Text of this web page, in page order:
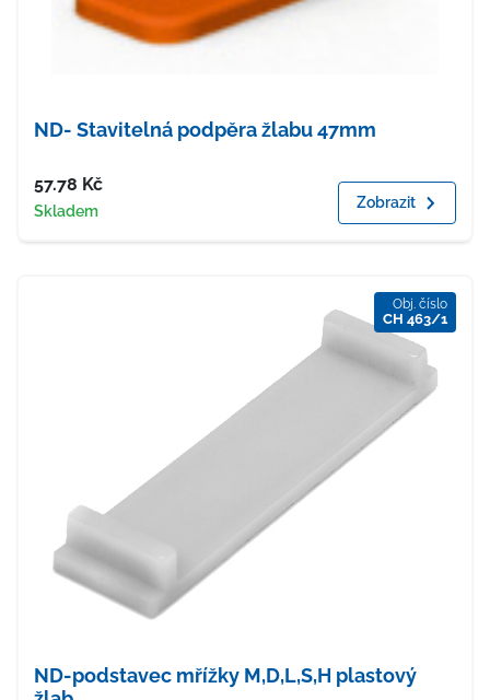
ND- Stavitelná podpěra žlabu 47mm
Cena
57.78 Kč
Dostupnost
Skladem Zobrazit
Obj. číslo
CH 463/1
ND-podstavec mřížky M,D,L,S,H plastový